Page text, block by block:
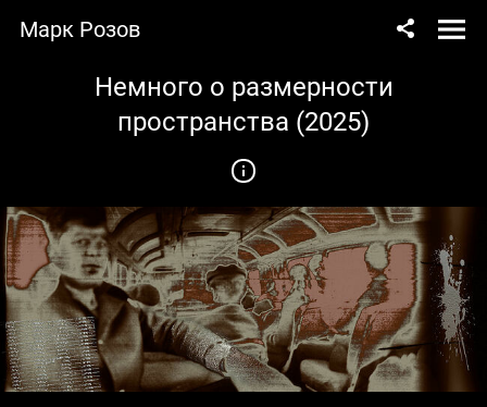
Марк Розов
Немного о размерности
пространства (2025)